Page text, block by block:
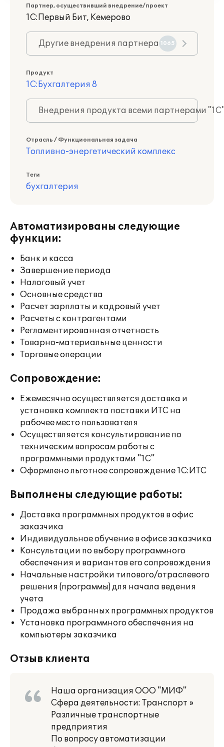
Партнер, осуществивший внедрение/проект
1С:Первый Бит, Кемерово
Другие внедрения партнера 1065
Продукт
1С:Бухгалтерия 8
Внедрения продукта всеми партнерами
Отрасль / Функциональная задача
Топливно-энергетический комплекс
Теги
бухгалтерия
Автоматизированы следующие
функции:
Банк и касса
Завершение периода
Налоговый учет
Основные средства
Расчет зарплаты и кадровый учет
Расчеты с контрагентами
Регламентированная отчетность
Товарно-материальные ценности
Торговые операции
Сопровождение:
Ежемесячно осуществляется доставка и
установка комплекта поставки ИТС на
рабочее место пользователя
Осуществляется консультирование по
техническим вопросам работы с
программными продуктами "1С"
Оформлено льготное сопровождение 1С:ИТС
Выполнены следующие работы:
Доставка программных продуктов в офис
заказчика
Индивидуальное обучение в офисе заказчика
Консультации по выбору программного
обеспечения и вариантов его сопровождения
Начальные настройки типового/отраслевого
решения (программы) для начала ведения
учета
Продажа выбранных программных продуктов
Установка программного обеспечения на
компьютеры заказчика
Отзыв клиента
Наша организация ООО "МИФ"
Сфера деятельности: Транспорт »
Различные транспортные
предприятия
По вопросу автоматизации